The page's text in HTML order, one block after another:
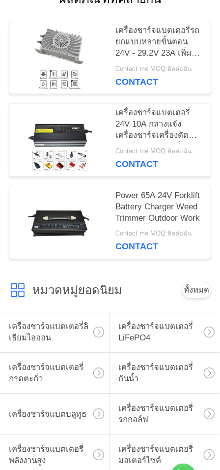
แผนผัง
เว็บไซต์
PRIVACY
POLICY
เครื่องชาร์จแบตเตอรี่รถ
ยกแบบหลายขั้นตอน
24V - 29.2V 23A เพิ่ม
ประสิทธิภาพ
Contact me MOQ:ติดต่อฉัน
CONTACT
เครื่องชาร์จแบตเตอรี่
24V 10A กลางแจ้ง
เครื่องชาร์จเครื่องตัด
หญ้าไฟฟ้าขนาดเล็ก
Contact me MOQ:ติดต่อฉัน
CONTACT
Power 65A 24V Forklift
Battery Charger Weed
Trimmer Outdoor Work
Contact me MOQ:ติดต่อฉัน
CONTACT
หมวดหมู่ยอดนิยม ทั้งหมด
เครื่องชาร์จแบตเตอรี่ลิ
เธียมไอออน
เครื่องชาร์จแบตเตอรี่
LiFePO4
เครื่องชาร์จแบตเตอรี่
กรดตะกั่ว
เครื่องชาร์จแบตเตอรี่
กันน้ำ
เครื่องชาร์จแบตบลูทูธ
เครื่องชาร์จแบตเตอรี่
รถกอล์ฟ
เครื่องชาร์จแบตเตอรี่
พลังงานสูง
เครื่องชาร์จแบตเตอรี่
มอเตอร์ไซค์